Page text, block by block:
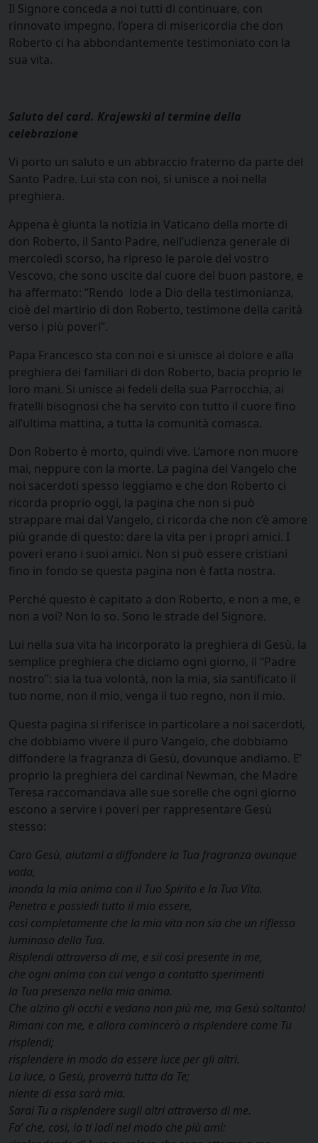
Il Signore conceda a noi tutti di continuare, con
rinnovato impegno, l’opera di misericordia che don
Roberto ci ha abbondantemente testimoniato con la
sua vita.
Saluto del card. Krajewski al termine della
celebrazione
Vi porto un saluto e un abbraccio fraterno da parte del
Santo Padre. Lui sta con noi, si unisce a noi nella
preghiera.
Appena è giunta la notizia in Vaticano della morte di
don Roberto, il Santo Padre, nell’udienza generale di
mercoledì scorso, ha ripreso le parole del vostro
Vescovo, che sono uscite dal cuore del buon pastore, e
ha affermato: “Rendo lode a Dio della testimonianza,
cioè del martirio di don Roberto, testimone della carità
verso i più poveri”.
Papa Francesco sta con noi e si unisce al dolore e alla
preghiera dei familiari di don Roberto, bacia proprio le
loro mani. Si unisce ai fedeli della sua Parrocchia, ai
fratelli bisognosi che ha servito con tutto il cuore fino
all’ultima mattina, a tutta la comunità comasca.
Don Roberto è morto, quindi vive. L’amore non muore
mai, neppure con la morte. La pagina del Vangelo che
noi sacerdoti spesso leggiamo e che don Roberto ci
ricorda proprio oggi, la pagina che non si può
strappare mai dal Vangelo, ci ricorda che non c’è amore
più grande di questo: dare la vita per i propri amici. I
poveri erano i suoi amici. Non si può essere cristiani
fino in fondo se questa pagina non è fatta nostra.
Perché questo è capitato a don Roberto, e non a me, e
non a voi? Non lo so. Sono le strade del Signore.
Lui nella sua vita ha incorporato la preghiera di Gesù, la
semplice preghiera che diciamo ogni giorno, il “Padre
nostro”: sia la tua volontà, non la mia, sia santificato il
tuo nome, non il mio, venga il tuo regno, non il mio.
Questa pagina si riferisce in particolare a noi sacerdoti,
che dobbiamo vivere il puro Vangelo, che dobbiamo
diffondere la fragranza di Gesù, dovunque andiamo. E’
proprio la preghiera del cardinal Newman, che Madre
Teresa raccomandava alle sue sorelle che ogni giorno
escono a servire i poveri per rappresentare Gesù
stesso:
Caro Gesù, aiutami a diffondere la Tua fragranza ovunque
vada,
inonda la mia anima con il Tuo Spirito e la Tua Vita.
Penetra e possiedi tutto il mio essere,
così completamente che la mia vita non sia che un riflesso
luminoso della Tua.
Risplendi attraverso di me, e sii così presente in me,
che ogni anima con cui vengo a contatto sperimenti
la Tua presenza nella mia anima.
Che alzino gli occhi e vedano non più me, ma Gesù soltanto!
Rimani con me, e allora comincerò a risplendere come Tu
risplendi;
risplendere in modo da essere luce per gli altri.
La luce, o Gesù, proverrà tutta da Te;
niente di essa sarà mia.
Sarai Tu a risplendere sugli altri attraverso di me.
Fa’ che, così, io ti lodi nel modo che più ami: